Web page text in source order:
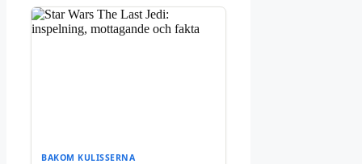
BAKOM KULISSERNA